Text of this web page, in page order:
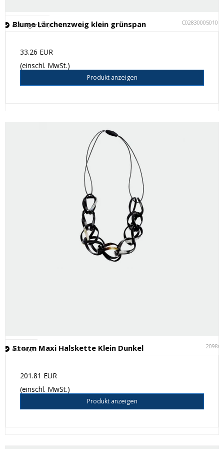
Blume Lärchenzweig klein grünspan C028300050101
Auf Lager (51 )
33.26 EUR
(einschl. MwSt.)
Produkt anzeigen
Storm Maxi Halskette Klein Dunkel 20980
Auf Lager
201.81 EUR
(einschl. MwSt.)
Produkt anzeigen